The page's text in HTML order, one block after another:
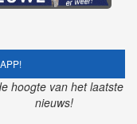
hoogte van het laatste
nieuws!